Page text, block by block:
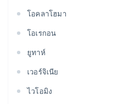
โอคลาโฮมา
โอเรกอน
ยูทาห์
เวอร์จิเนีย
ไวโอมิง